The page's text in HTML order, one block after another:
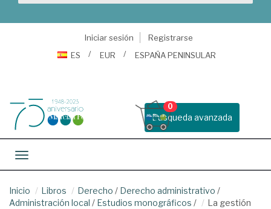
Iniciar sesión
Registrarse
ES
EUR ESPAÑA PENINSULAR
Busqueda avanzada
0
Toggle navigation
Inicio Libros Derecho / Derecho administrativo /
Administración local / Estudios monográficos /
La gestión